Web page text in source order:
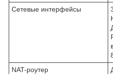
Сетевые интерфейсы
NAT-роутер